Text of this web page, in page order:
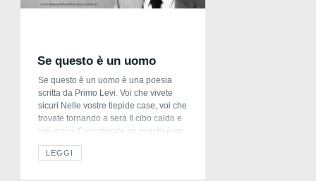
Se questo è un uomo
Se questo è un uomo è una poesia
scritta da Primo Levi. Voi che vivete
sicuri Nelle vostre tiepide case, voi che
trovate tornando a sera Il cibo caldo e
visi amici: Considerate se questo è un
uomo Che lavora nel fango Che non
conosce pace Che lotta per un pezzo
LEGGI